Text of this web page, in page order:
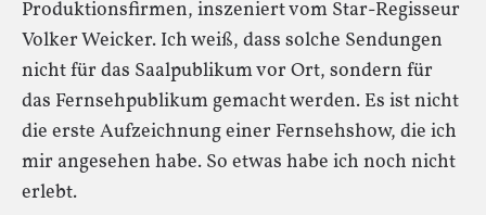
Produktionsfirmen, inszeniert vom Star-Regisseur
Volker Weicker. Ich weiß, dass solche Sendungen
nicht für das Saalpublikum vor Ort, sondern für
das Fernsehpublikum gemacht werden. Es ist nicht
die erste Aufzeichnung einer Fernsehshow, die ich
mir angesehen habe. So etwas habe ich noch nicht
erlebt.